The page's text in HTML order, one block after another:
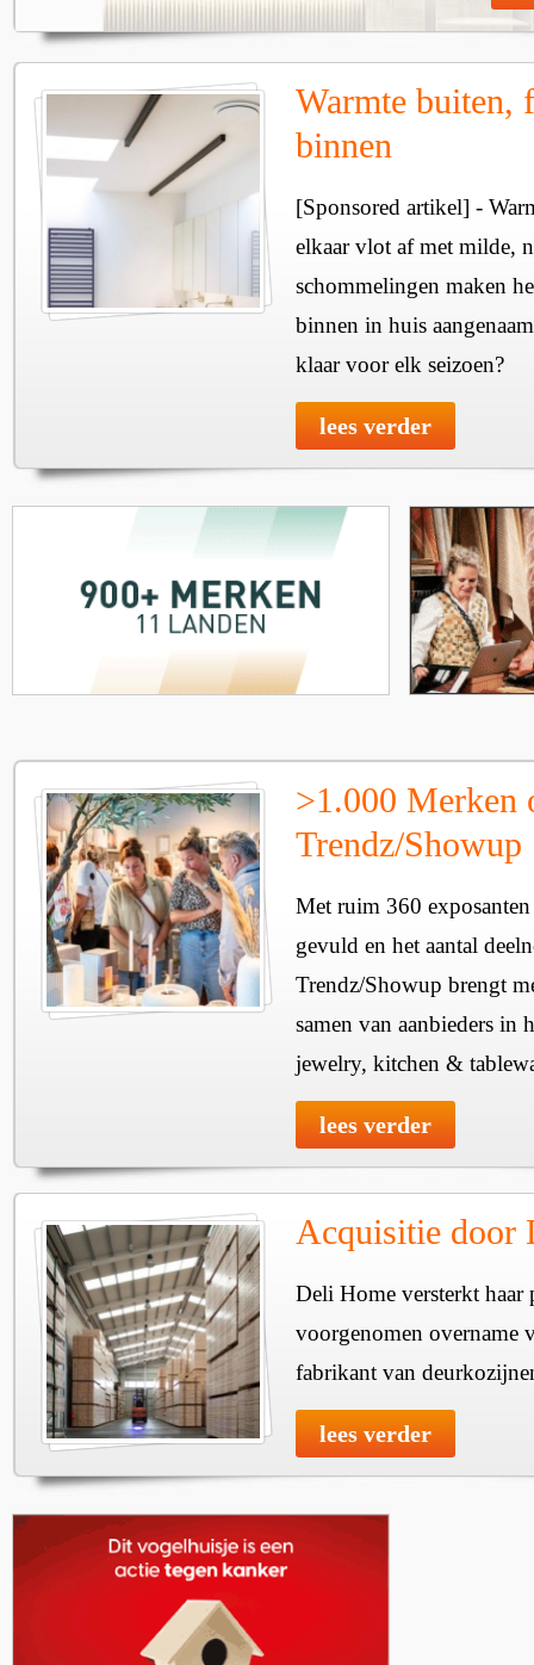
Warmte buiten,
binnen
[Sponsored artikel] -
elkaar vlot af met milde,
schommelingen maken
binnen in huis
klaar voor elk seizoen?
lees verder
>1.000 Merken
Trendz/Showup
Met ruim 360
gevuld en het aantal
Trendz/Showup brengt
samen van aanbieders in
jewelry, kitchen &
lees verder
Acquisitie door
Deli Home versterkt haar
voorgenomen overname
fabrikant van
lees verder